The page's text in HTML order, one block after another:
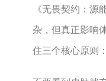
《无畏契约：源
杂，但真正影响
住三个核心原则：